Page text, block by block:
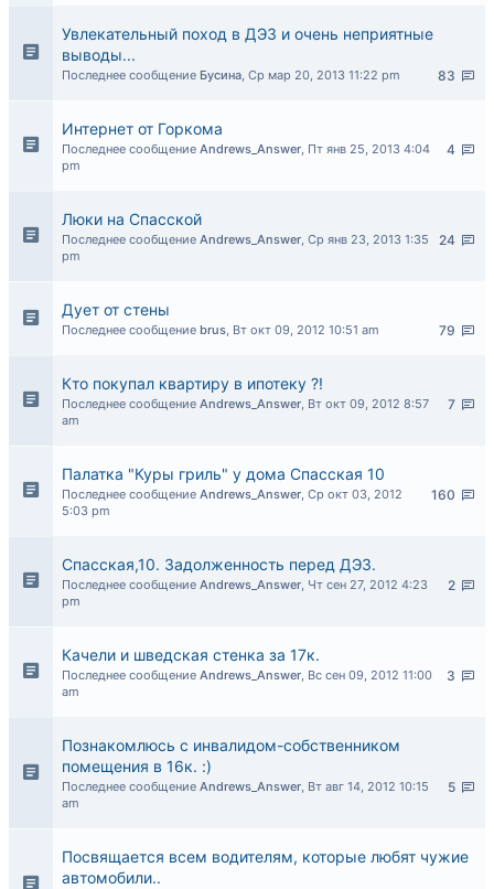
Увлекательный поход в ДЭЗ и очень неприятные
выводы...
83
Последнее сообщение Бусина, Ср мар 20, 2013 11:22 pm
Интернет от Горкома
4
Последнее сообщение Andrews_Answer, Пт янв 25, 2013 4:04
pm
Люки на Спасской
24
Последнее сообщение Andrews_Answer, Ср янв 23, 2013 1:35
pm
Дует от стены
79
Последнее сообщение brus, Вт окт 09, 2012 10:51 am
Кто покупал квартиру в ипотеку ?!
7
Последнее сообщение Andrews_Answer, Вт окт 09, 2012 8:57
am
Палатка "Куры гриль" у дома Спасская 10
160
Последнее сообщение Andrews_Answer, Ср окт 03, 2012
5:03 pm
Спасская,10. Задолженность перед ДЭЗ.
2
Последнее сообщение Andrews_Answer, Чт сен 27, 2012 4:23
pm
Качели и шведская стенка за 17к.
3
Последнее сообщение Andrews_Answer, Вс сен 09, 2012 11:00
am
Познакомлюсь с инвалидом-собственником
помещения в 16к. :)
5
Последнее сообщение Andrews_Answer, Вт авг 14, 2012 10:15
am
Посвящается всем водителям, которые любят чужие
автомобили..